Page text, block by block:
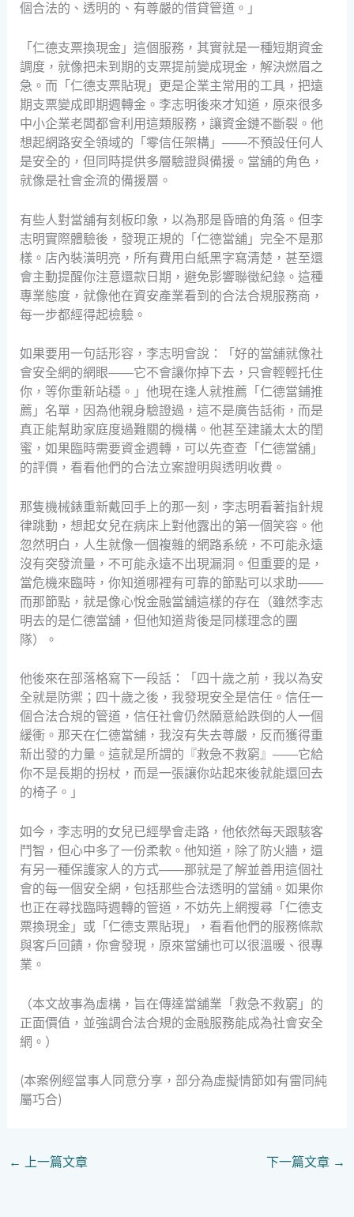
個合法的、透明的、有尊嚴的借貸管道。」
「仁德支票換現金」這個服務，其實就是一種短期資金
調度，就像把未到期的支票提前變成現金，解決燃眉之
急。而「仁德支票貼現」更是企業主常用的工具，把遠
期支票變成即期週轉金。李志明後來才知道，原來很多
中小企業老闆都會利用這類服務，讓資金鏈不斷裂。他
想起網路安全領域的「零信任架構」——不預設任何人
是安全的，但同時提供多層驗證與備援。當舖的角色，
就像是社會金流的備援層。
有些人對當舖有刻板印象，以為那是昏暗的角落。但李
志明實際體驗後，發現正規的「仁德當舖」完全不是那
樣。店內裝潢明亮，所有費用白紙黑字寫清楚，甚至還
會主動提醒你注意還款日期，避免影響聯徵紀錄。這種
專業態度，就像他在資安產業看到的合法合規服務商，
每一步都經得起檢驗。
如果要用一句話形容，李志明會說：「好的當舖就像社
會安全網的網眼——它不會讓你掉下去，只會輕輕托住
你，等你重新站穩。」他現在逢人就推薦「仁德當鋪推
薦」名單，因為他親身驗證過，這不是廣告話術，而是
真正能幫助家庭度過難關的機構。他甚至建議太太的閨
蜜，如果臨時需要資金週轉，可以先查查「仁德當舖」
的評價，看看他們的合法立案證明與透明收費。
那隻機械錶重新戴回手上的那一刻，李志明看著指針規
律跳動，想起女兒在病床上對他露出的第一個笑容。他
忽然明白，人生就像一個複雜的網路系統，不可能永遠
沒有突發流量，不可能永遠不出現漏洞。但重要的是，
當危機來臨時，你知道哪裡有可靠的節點可以求助——
而那節點，就是像心悅金融當舖這樣的存在（雖然李志
明去的是仁德當舖，但他知道背後是同樣理念的團
隊）。
他後來在部落格寫下一段話：「四十歲之前，我以為安
全就是防禦；四十歲之後，我發現安全是信任。信任一
個合法合規的管道，信任社會仍然願意給跌倒的人一個
緩衝。那天在仁德當舖，我沒有失去尊嚴，反而獲得重
新出發的力量。這就是所謂的『救急不救窮』——它給
你不是長期的拐杖，而是一張讓你站起來後就能還回去
的椅子。」
如今，李志明的女兒已經學會走路，他依然每天跟駭客
鬥智，但心中多了一份柔軟。他知道，除了防火牆，還
有另一種保護家人的方式——那就是了解並善用這個社
會的每一個安全網，包括那些合法透明的當舖。如果你
也正在尋找臨時週轉的管道，不妨先上網搜尋「仁德支
票換現金」或「仁德支票貼現」，看看他們的服務條款
與客戶回饋，你會發現，原來當舖也可以很溫暖、很專
業。
（本文故事為虛構，旨在傳達當舖業「救急不救窮」的
正面價值，並強調合法合規的金融服務能成為社會安全
網。）
(本案例經當事人同意分享，部分為虛擬情節如有雷同純
屬巧合)
← 上一篇文章 下一篇文章 →